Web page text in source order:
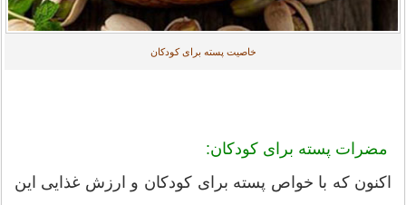
خاصیت پسته برای کودکان
مضرات پسته برای کودکان:
اکنون که با خواص پسته برای کودکان و ارزش غذایی این